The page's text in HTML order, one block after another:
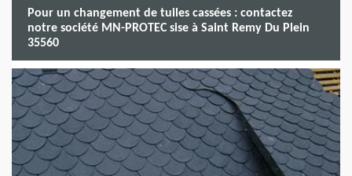
Pour un changement de tuiles cassées : contactez
notre société MN-PROTEC sise à Saint Remy Du Plein
35560